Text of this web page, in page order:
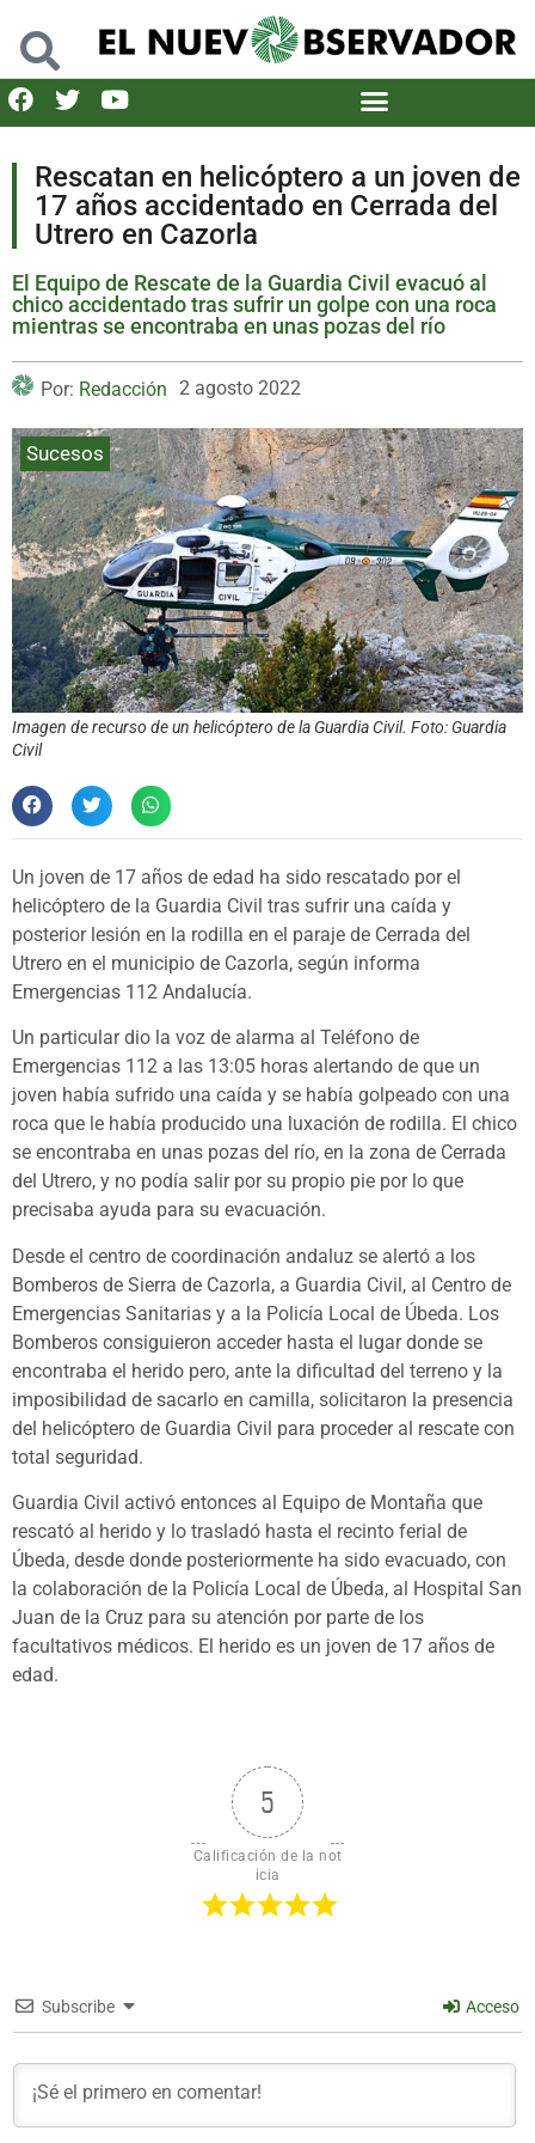
Rescatan en helicóptero a un joven de
17 años accidentado en Cerrada del
Utrero en Cazorla
El Equipo de Rescate de la Guardia Civil evacuó al
chico accidentado tras sufrir un golpe con una roca
mientras se encontraba en unas pozas del río
Por: Redacción 2 agosto 2022
Sucesos
Imagen de recurso de un helicóptero de la Guardia Civil. Foto: Guardia
Civil
Un joven de 17 años de edad ha sido rescatado por el
helicóptero de la Guardia Civil tras sufrir una caída y
posterior lesión en la rodilla en el paraje de Cerrada del
Utrero en el municipio de Cazorla, según informa
Emergencias 112 Andalucía.
Un particular dio la voz de alarma al Teléfono de
Emergencias 112 a las 13:05 horas alertando de que un
joven había sufrido una caída y se había golpeado con una
roca que le había producido una luxación de rodilla. El chico
se encontraba en unas pozas del río, en la zona de Cerrada
del Utrero, y no podía salir por su propio pie por lo que
precisaba ayuda para su evacuación.
Desde el centro de coordinación andaluz se alertó a los
Bomberos de Sierra de Cazorla, a Guardia Civil, al Centro de
Emergencias Sanitarias y a la Policía Local de Úbeda. Los
Bomberos consiguieron acceder hasta el lugar donde se
encontraba el herido pero, ante la dificultad del terreno y la
imposibilidad de sacarlo en camilla, solicitaron la presencia
del helicóptero de Guardia Civil para proceder al rescate con
total seguridad.
Guardia Civil activó entonces al Equipo de Montaña que
rescató al herido y lo trasladó hasta el recinto ferial de
Úbeda, desde donde posteriormente ha sido evacuado, con
la colaboración de la Policía Local de Úbeda, al Hospital San
Juan de la Cruz para su atención por parte de los
facultativos médicos. El herido es un joven de 17 años de
edad.
5
Calificación de la not
icia
Subscribe Acceso